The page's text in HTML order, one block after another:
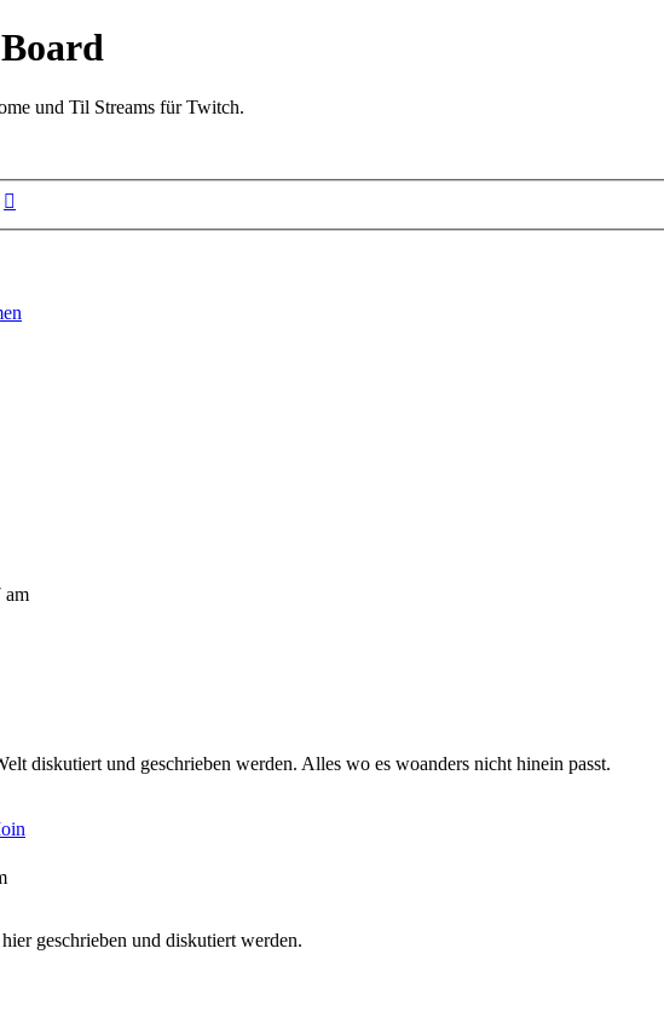
und Til Streams für Twitch.
am
diskutiert und geschrieben werden. Alles wo es woanders nicht hinein passt.
geschrieben und diskutiert werden.